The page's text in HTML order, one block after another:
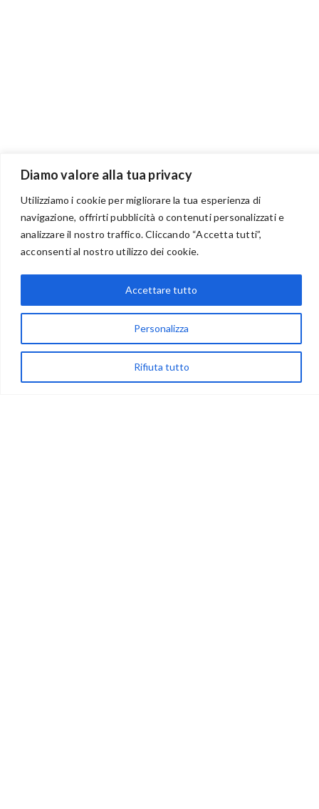
Diamo valore alla tua privacy
Utilizziamo i cookie per migliorare la tua esperienza di
navigazione, offrirti pubblicità o contenuti personalizzati e
analizzare il nostro traffico. Cliccando “Accetta tutti”,
acconsenti al nostro utilizzo dei cookie.
Personalizza
Rifiuta tutto
Accettare tutto
BENVENUTI NEL PORTALE RIVENDITORI
WhatsApp